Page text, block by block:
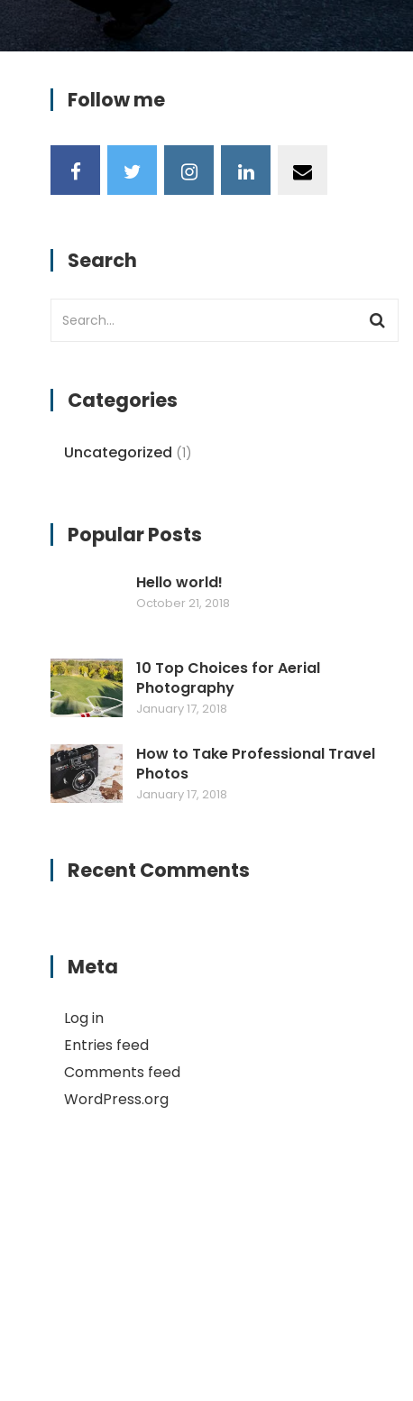
Follow me
Search
Categories
Uncategorized (1)
Popular Posts
Hello world!
October 21, 2018
10 Top Choices for Aerial
Photography
January 17, 2018
How to Take Professional Travel
Photos
January 17, 2018
Recent Comments
Meta
Log in
Entries feed
Comments feed
WordPress.org